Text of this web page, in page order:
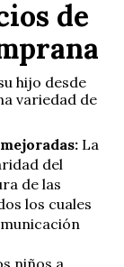
de
hijo desde
variedad de
La
del
de las
los cuales
niños a